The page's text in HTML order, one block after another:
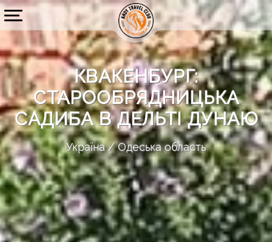
КВАКЕНБУРГ:
СТАРООБРЯДНИЦЬКА
САДИБА В ДЕЛЬТІ ДУНАЮ
Україна Одеська область